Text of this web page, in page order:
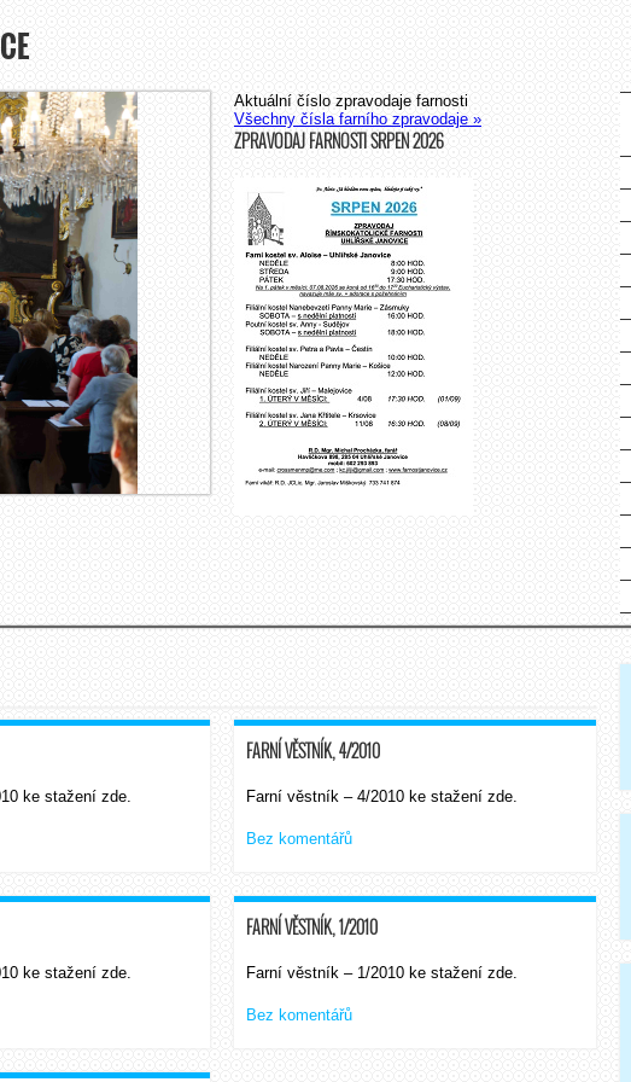
Aktuální číslo zpravodaje farnosti
Všechny čísla farního zpravodaje »
ZPRAVODAJ FARNOSTI SRPEN 2026
ke stažení zde.
FARNÍ VĚSTNÍK, 4/2010
Farní věstník – 4/2010 ke stažení zde.
Bez komentářů
ke stažení zde.
FARNÍ VĚSTNÍK, 1/2010
Farní věstník – 1/2010 ke stažení zde.
Bez komentářů